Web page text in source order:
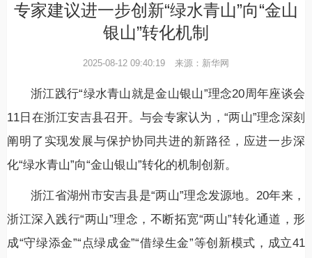
专家建议进一步创新“绿水青山”向“金山
银山”转化机制
2025-08-12 09:40:19 来源：新华网
浙江践行“绿水青山就是金山银山”理念20周年座谈会
11日在浙江安吉县召开。与会专家认为，“两山”理念深刻
阐明了实现发展与保护协同共进的新路径，应进一步深
化“绿水青山”向“金山银山”转化的机制创新。
浙江省湖州市安吉县是“两山”理念发源地。20年来，
浙江深入践行“两山”理念，不断拓宽“两山”转化通道，形
成“守绿添金”“点绿成金”“借绿生金”等创新模式，成立41